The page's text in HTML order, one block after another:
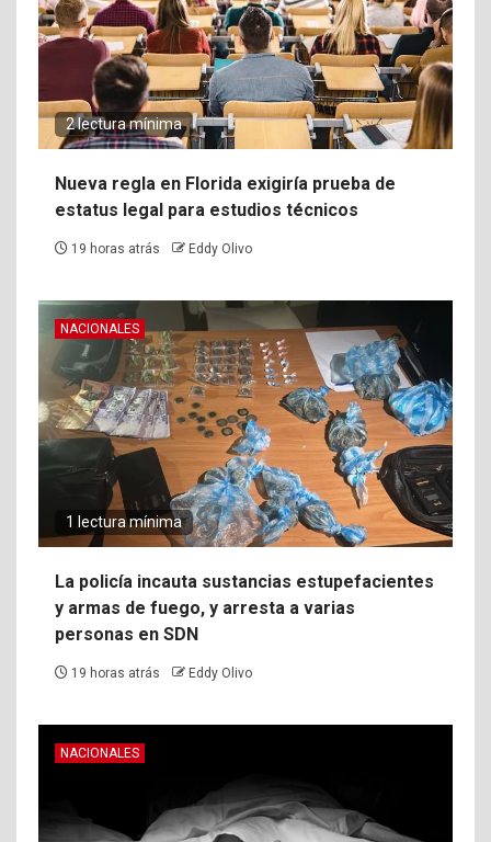
2 lectura mínima
Nueva regla en Florida exigiría prueba de
estatus legal para estudios técnicos
19 horas atrás Eddy Olivo
NACIONALES
1 lectura mínima
La policía incauta sustancias estupefacientes
y armas de fuego, y arresta a varias
personas en SDN
19 horas atrás Eddy Olivo
NACIONALES